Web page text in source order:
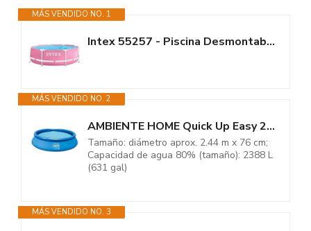
MÁS VENDIDO NO. 1
Intex 55257 - Piscina Desmontable Redonda Metal Frame Familiar Color Rosa,...
MÁS VENDIDO NO. 2
AMBIENTE HOME Quick Up Easy 26007 - Piscina elevada, 244 x 244 x 76 cm,...
Tamaño: diámetro aprox. 2.44 m x 76 cm;
Capacidad de agua 80% (tamaño): 2388 L
(631 gal)
MÁS VENDIDO NO. 3